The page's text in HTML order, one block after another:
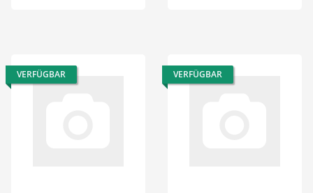
VERFÜGBAR VERFÜGBAR